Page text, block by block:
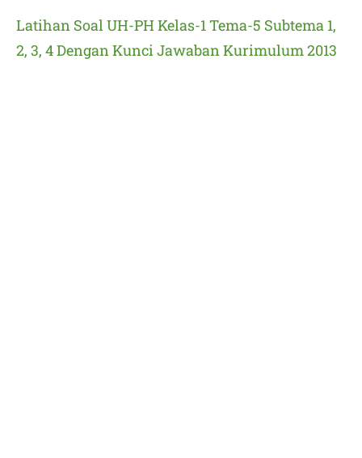
Latihan Soal UH-PH Kelas-1 Tema-5 Subtema 1,
2, 3, 4 Dengan Kunci Jawaban Kurimulum 2013